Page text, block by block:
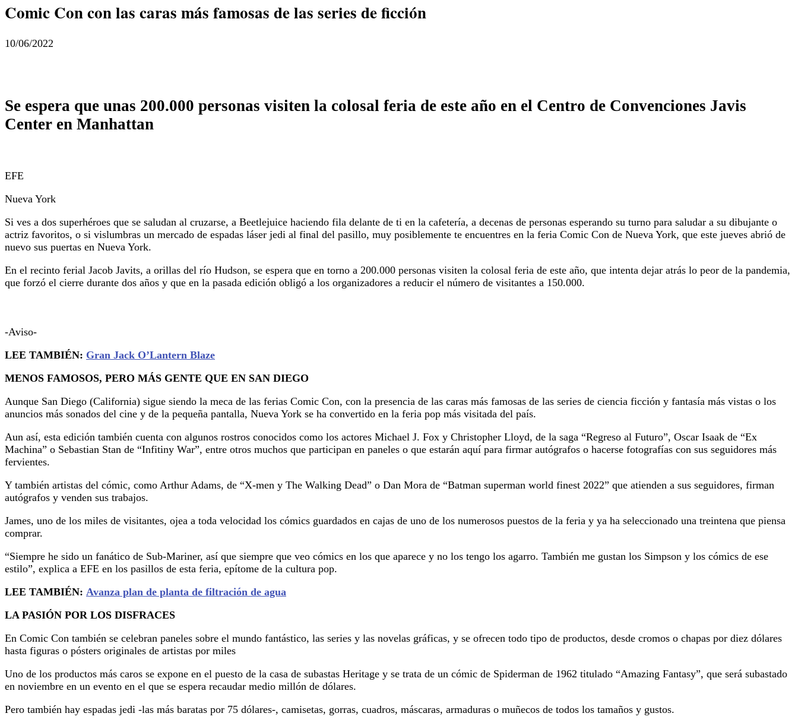
Comic Con con las caras más famosas de las series de ficción
10/06/2022
Se espera que unas 200.000 personas visiten la colosal feria de este año en el Centro de Convenciones Javis
Center en Manhattan
EFE
Nueva York
Si ves a dos superhéroes que se saludan al cruzarse, a Beetlejuice haciendo fila delante de ti en la cafetería, a decenas de personas esperando su turno para saludar a su dibujante o
actriz favoritos, o si vislumbras un mercado de espadas láser jedi al final del pasillo, muy posiblemente te encuentres en la feria Comic Con de Nueva York, que este jueves abrió de
nuevo sus puertas en Nueva York.
En el recinto ferial Jacob Javits, a orillas del río Hudson, se espera que en torno a 200.000 personas visiten la colosal feria de este año, que intenta dejar atrás lo peor de la pandemia,
que forzó el cierre durante dos años y que en la pasada edición obligó a los organizadores a reducir el número de visitantes a 150.000.
-Aviso-
LEE TAMBIÉN: Gran Jack O’Lantern Blaze
MENOS FAMOSOS, PERO MÁS GENTE QUE EN SAN DIEGO
Aunque San Diego (California) sigue siendo la meca de las ferias Comic Con, con la presencia de las caras más famosas de las series de ciencia ficción y fantasía más vistas o los
anuncios más sonados del cine y de la pequeña pantalla, Nueva York se ha convertido en la feria pop más visitada del país.
Aun así, esta edición también cuenta con algunos rostros conocidos como los actores Michael J. Fox y Christopher Lloyd, de la saga “Regreso al Futuro”, Oscar Isaak de “Ex
Machina” o Sebastian Stan de “Infitiny War”, entre otros muchos que participan en paneles o que estarán aquí para firmar autógrafos o hacerse fotografías con sus seguidores más
fervientes.
Y también artistas del cómic, como Arthur Adams, de “X-men y The Walking Dead” o Dan Mora de “Batman superman world finest 2022” que atienden a sus seguidores, firman
autógrafos y venden sus trabajos.
James, uno de los miles de visitantes, ojea a toda velocidad los cómics guardados en cajas de uno de los numerosos puestos de la feria y ya ha seleccionado una treintena que piensa
comprar.
“Siempre he sido un fanático de Sub-Mariner, así que siempre que veo cómics en los que aparece y no los tengo los agarro. También me gustan los Simpson y los cómics de ese
estilo”, explica a EFE en los pasillos de esta feria, epítome de la cultura pop.
LEE TAMBIÉN: Avanza plan de planta de filtración de agua
LA PASIÓN POR LOS DISFRACES
En Comic Con también se celebran paneles sobre el mundo fantástico, las series y las novelas gráficas, y se ofrecen todo tipo de productos, desde cromos o chapas por diez dólares
hasta figuras o pósters originales de artistas por miles
Uno de los productos más caros se expone en el puesto de la casa de subastas Heritage y se trata de un cómic de Spiderman de 1962 titulado “Amazing Fantasy”, que será subastado
en noviembre en un evento en el que se espera recaudar medio millón de dólares.
Pero también hay espadas jedi -las más baratas por 75 dólares-, camisetas, gorras, cuadros, máscaras, armaduras o muñecos de todos los tamaños y gustos.